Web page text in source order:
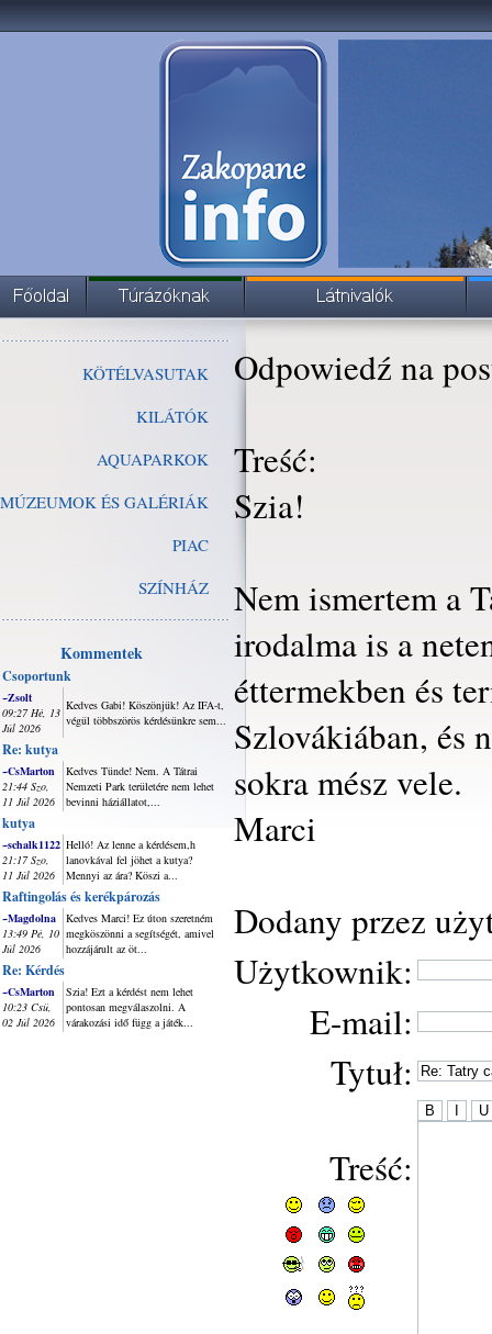
KÖTÉLVASUTAK
KILÁTÓK
AQUAPARKOK
MÚZEUMOK ÉS GALÉRIÁK
PIAC
SZÍNHÁZ
Kommentek
Csoportunk
~Zsolt
09:27 Hé, 13
Júl 2026
Kedves Gabi! Köszönjük! Az IFA-t,
végül többszörös kérdésünkre sem...
Re: kutya
~CsMarton
21:44 Szo,
11 Júl 2026
Kedves Tünde! Nem. A Tátrai
Nemzeti Park területére nem lehet
bevinni háziállatot,...
kutya
~schalk1122
21:17 Szo,
11 Júl 2026
Helló! Az lenne a kérdésem,h
lanovkával fel jöhet a kutya?
Mennyi az ára? Köszi a...
Raftingolás és kerékpározás
~Magdolna
13:49 Pé, 10
Júl 2026
Kedves Marci! Ez úton szeretném
megköszönni a segítségét, amivel
hozzájárult az öt...
Re: Kérdés
~CsMarton
10:23 Csü,
02 Júl 2026
Szia! Ezt a kérdést nem lehet
pontosan megválaszolni. A
várakozási idő függ a játék...
Odpowiedź na
Treść:
Szia!
Nem ismertem a
irodalma is a
éttermekben és
Szlovákiában, és
sokra mész vele.
Marci
Dodany przez
Użytkownik:
E-mail:
Tytuł:
Treść: